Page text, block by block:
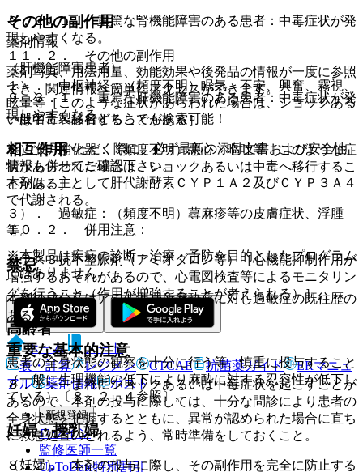
９．２．１． 重篤な腎機能障害のある患者：中毒症状が発
現しやすくなる。
（肝機能障害患者）
９．３．１． 重篤な肝機能障害のある患者：中毒症状が発
現しやすくなる。
相互作用
本剤は、主として肝代謝酵素ＣＹＰ１Ａ２及びＣＹＰ３Ａ４
で代謝される。
１０．２． 併用注意：
クラス３抗不整脈剤（アミオダロン等）［心機能抑制作用が
増強するおそれがあるので、心電図検査等によるモニタリン
グを行うこと（作用が増強することが考えられる）］。
高齢者
患者の全身状態の観察を十分に行う等、慎重に投与すること
（一般に生理機能の低下により麻酔に対する忍容性が低下し
ている）〔８．２．４参照〕。
妊婦・授乳婦
（妊婦）
その他の副作用
１１．２． その他の副作用
１）． 中枢神経：（頻度不明）眠気、不安、興奮、霧視、
眩暈等［このような症状があらわれた場合は、ショックある
いは中毒へ移行することがある］。
２）． 消化器：（頻度不明）悪心・嘔吐等［このような症
状があらわれた場合は、ショックあるいは中毒へ移行するこ
とがある］。
３）． 過敏症：（頻度不明）蕁麻疹等の皮膚症状、浮腫
等。
禁忌
本剤の成分又はアミド型局所麻酔薬に対し過敏症の既往歴の
ある患者。
重要な基本的注意
８．１． まれにショックあるいは中毒症状を起こすことが
あるので、本剤の投与に際しては、十分な問診により患者の
全身状態を把握するとともに、異常が認められた場合に直ち
に救急処置のとれるよう、常時準備をしておくこと。
８．２． 本剤の投与に際し、その副作用を完全に防止する
薬剤情報
薬剤写真、用法用量、効能効果や後発品の情報が一度に参照
でき、関連情報へ簡単にアクセスができます。
一般名、製品名どちらでも検索可能！
※ ご使用いただく際に、必ず最新の添付文書および安全性
情報も併せてご確認下さい。
※本製品は疾病の診断・治療・予防を目的としたプログラム
ではありません。
ホーム
ノート
表・計算
レジメン CTCAE 抗菌薬ガイド
ERマニュ
アル
薬剤情報 ポスト
新規登録
ログイン
監修医師一覧
UpToDate特別割引